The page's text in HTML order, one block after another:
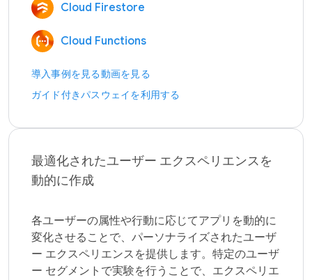
Cloud Firestore
Cloud Functions
導入事例を見る動画を見る
ガイド付きパスウェイを利用する
最適化されたユーザー エクスペリエンスを
動的に作成
各ユーザーの属性や行動に応じてアプリを動的に
変化させることで、パーソナライズされたユーザ
ー エクスペリエンスを提供します。特定のユーザ
ー セグメントで実験を行うことで、エクスペリエ